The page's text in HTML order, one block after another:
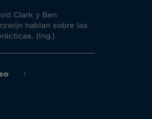
Clark y Ben
hablan sobre las
(Ing.)